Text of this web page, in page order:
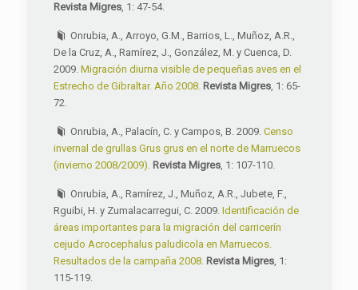
Revista Migres, 1: 47-54.
Onrubia, A., Arroyo, G.M., Barrios, L., Muñoz, A.R.,
De la Cruz, A., Ramírez, J., González, M. y Cuenca, D.
2009. Migración diurna visible de pequeñas aves en el
Estrecho de Gibraltar. Año 2008. Revista Migres, 1: 65-
72.
Onrubia, A., Palacín, C. y Campos, B. 2009.Censo
invernal de grullas Grus grus en el norte de Marruecos
(invierno 2008/2009). Revista Migres, 1: 107-110.
Onrubia, A., Ramírez, J., Muñoz, A.R., Jubete, F.,
Rguibi, H. y Zumalacarregui, C. 2009. Identificación de
áreas importantes para la migración del carricerín
cejudo Acrocephalus paludicola en Marruecos.
Resultados de la campaña 2008. Revista Migres, 1:
115-119.